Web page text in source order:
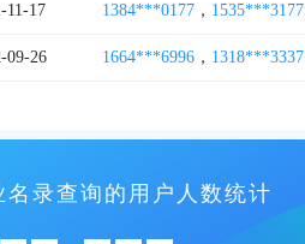
11-17 1384***0177 ， 1535***3177
09-26 1664***6996 ， 1318***3337
名录查询的用户人数统计